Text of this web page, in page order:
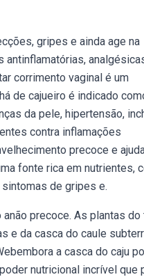
gripes e ainda age na
antinflamatórias,
corrimento vaginal é um
de cajueiro é indicado
da pele, hipertensão,
contra inflamações
precoce e
fonte rica em nutrientes,
de gripes e.
precoce. As plantas do
e da casca do caule
a casca do caju
nutricional incrível que